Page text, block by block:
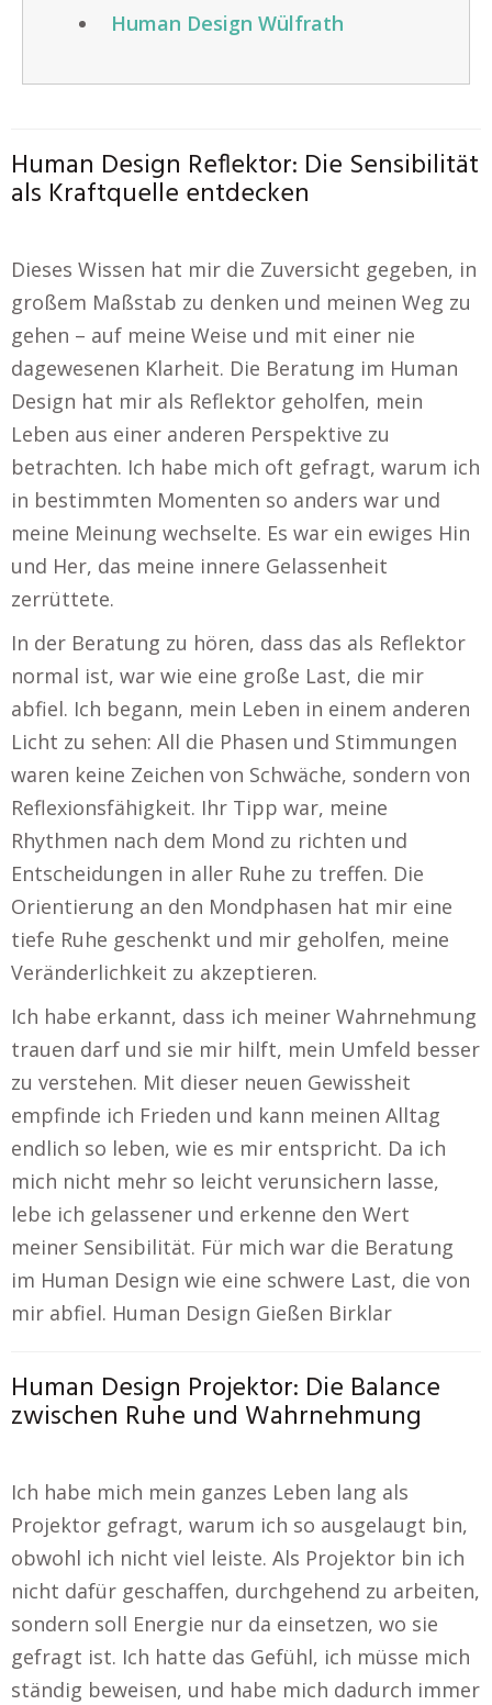
Human Design Wülfrath
Human Design Reflektor: Die Sensibilität
als Kraftquelle entdecken
Dieses Wissen hat mir die Zuversicht gegeben, in
großem Maßstab zu denken und meinen Weg zu
gehen – auf meine Weise und mit einer nie
dagewesenen Klarheit. Die Beratung im Human
Design hat mir als Reflektor geholfen, mein
Leben aus einer anderen Perspektive zu
betrachten. Ich habe mich oft gefragt, warum ich
in bestimmten Momenten so anders war und
meine Meinung wechselte. Es war ein ewiges Hin
und Her, das meine innere Gelassenheit
zerrüttete.
In der Beratung zu hören, dass das als Reflektor
normal ist, war wie eine große Last, die mir
abfiel. Ich begann, mein Leben in einem anderen
Licht zu sehen: All die Phasen und Stimmungen
waren keine Zeichen von Schwäche, sondern von
Reflexionsfähigkeit. Ihr Tipp war, meine
Rhythmen nach dem Mond zu richten und
Entscheidungen in aller Ruhe zu treffen. Die
Orientierung an den Mondphasen hat mir eine
tiefe Ruhe geschenkt und mir geholfen, meine
Veränderlichkeit zu akzeptieren.
Ich habe erkannt, dass ich meiner Wahrnehmung
trauen darf und sie mir hilft, mein Umfeld besser
zu verstehen. Mit dieser neuen Gewissheit
empfinde ich Frieden und kann meinen Alltag
endlich so leben, wie es mir entspricht. Da ich
mich nicht mehr so leicht verunsichern lasse,
lebe ich gelassener und erkenne den Wert
meiner Sensibilität. Für mich war die Beratung
im Human Design wie eine schwere Last, die von
mir abfiel. Human Design Gießen Birklar
Human Design Projektor: Die Balance
zwischen Ruhe und Wahrnehmung
Ich habe mich mein ganzes Leben lang als
Projektor gefragt, warum ich so ausgelaugt bin,
obwohl ich nicht viel leiste. Als Projektor bin ich
nicht dafür geschaffen, durchgehend zu arbeiten,
sondern soll Energie nur da einsetzen, wo sie
gefragt ist. Ich hatte das Gefühl, ich müsse mich
ständig beweisen, und habe mich dadurch immer